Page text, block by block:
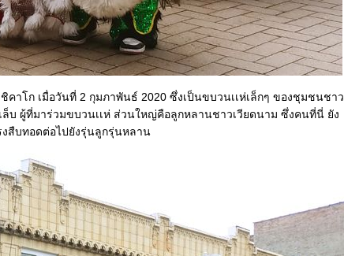
าโก เมื่อวันที่ 2 กุมภาพันธ์ 2020 ซึ่งเป็นขบวนเเห่เล็กๆ ของชุมชนชาว
บ ผู้ที่มาร่วมขบวนเเห่ ส่วนใหญ่คือลูกหลานชาวเวียดนาม ซึ่งคนที่นี่ ยัง
สืบทอดต่อไปยังรุ่นลูกรุ่นหลาน